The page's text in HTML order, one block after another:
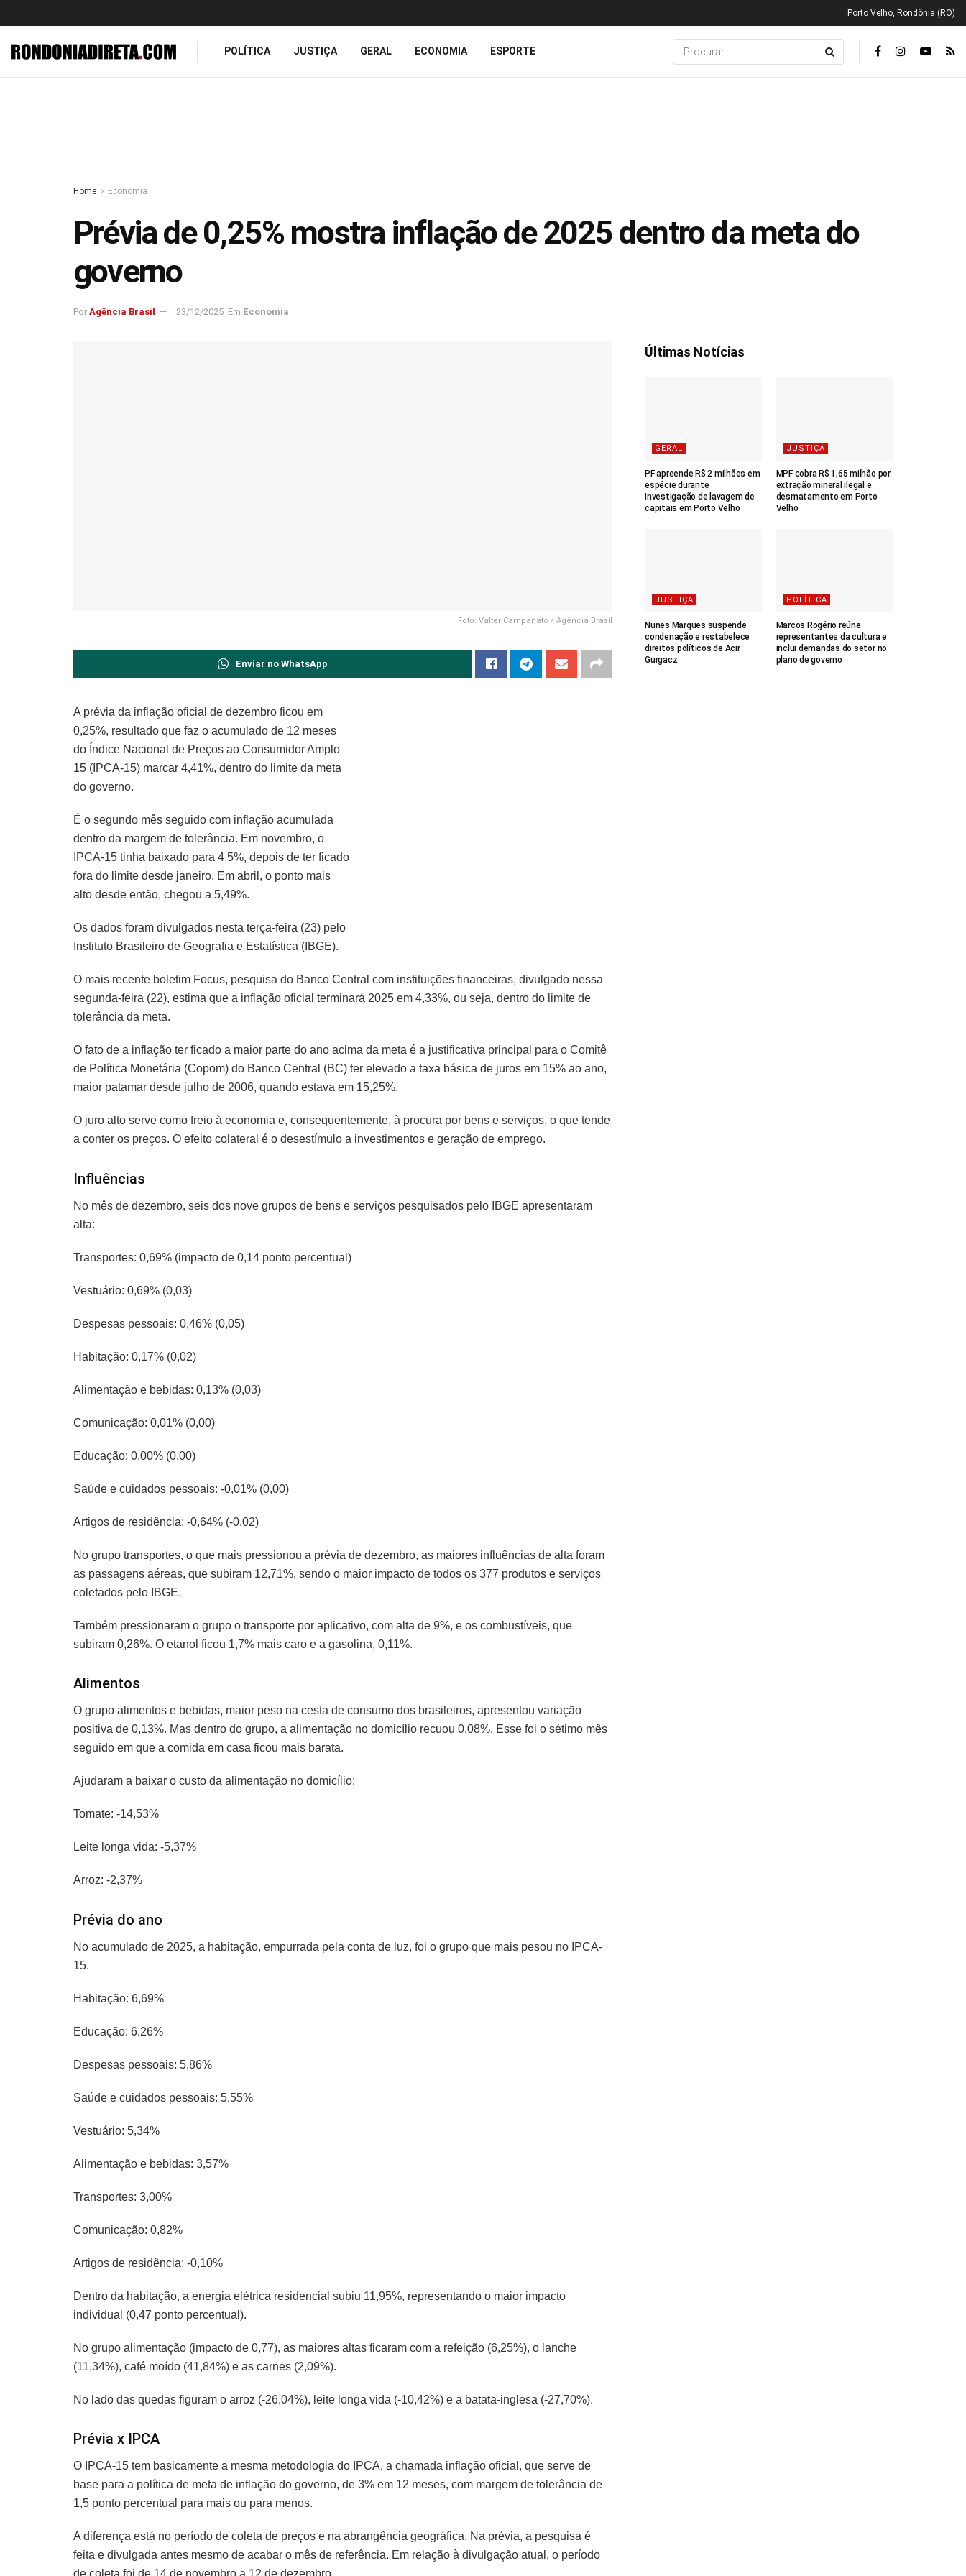
Porto Velho, Rondônia (RO)
POLÍTICA JUSTIÇA GERAL ECONOMIA ESPORTE
Home Economia
Prévia de 0,25% mostra inflação de 2025 dentro da meta do
governo
Por Agência Brasil 23/12/2025 Em Economia
Foto: Valter Campanato / Agência Brasil
Enviar no WhatsApp
A prévia da inflação oficial de dezembro ficou em
0,25%, resultado que faz o acumulado de 12 meses
do Índice Nacional de Preços ao Consumidor Amplo
15 (IPCA-15) marcar 4,41%, dentro do limite da meta
do governo.
É o segundo mês seguido com inflação acumulada
dentro da margem de tolerância. Em novembro, o
IPCA-15 tinha baixado para 4,5%, depois de ter ficado
fora do limite desde janeiro. Em abril, o ponto mais
alto desde então, chegou a 5,49%.
Os dados foram divulgados nesta terça-feira (23) pelo
Instituto Brasileiro de Geografia e Estatística (IBGE).
O mais recente boletim Focus, pesquisa do Banco Central com instituições financeiras, divulgado nessa
segunda-feira (22), estima que a inflação oficial terminará 2025 em 4,33%, ou seja, dentro do limite de
tolerância da meta.
O fato de a inflação ter ficado a maior parte do ano acima da meta é a justificativa principal para o Comitê
de Política Monetária (Copom) do Banco Central (BC) ter elevado a taxa básica de juros em 15% ao ano,
maior patamar desde julho de 2006, quando estava em 15,25%.
O juro alto serve como freio à economia e, consequentemente, à procura por bens e serviços, o que tende
a conter os preços. O efeito colateral é o desestímulo a investimentos e geração de emprego.
Influências
No mês de dezembro, seis dos nove grupos de bens e serviços pesquisados pelo IBGE apresentaram
alta:
Transportes: 0,69% (impacto de 0,14 ponto percentual)
Vestuário: 0,69% (0,03)
Despesas pessoais: 0,46% (0,05)
Habitação: 0,17% (0,02)
Alimentação e bebidas: 0,13% (0,03)
Comunicação: 0,01% (0,00)
Educação: 0,00% (0,00)
Saúde e cuidados pessoais: -0,01% (0,00)
Artigos de residência: -0,64% (-0,02)
No grupo transportes, o que mais pressionou a prévia de dezembro, as maiores influências de alta foram
as passagens aéreas, que subiram 12,71%, sendo o maior impacto de todos os 377 produtos e serviços
coletados pelo IBGE.
Também pressionaram o grupo o transporte por aplicativo, com alta de 9%, e os combustíveis, que
subiram 0,26%. O etanol ficou 1,7% mais caro e a gasolina, 0,11%.
Alimentos
O grupo alimentos e bebidas, maior peso na cesta de consumo dos brasileiros, apresentou variação
positiva de 0,13%. Mas dentro do grupo, a alimentação no domicílio recuou 0,08%. Esse foi o sétimo mês
seguido em que a comida em casa ficou mais barata.
Ajudaram a baixar o custo da alimentação no domicílio:
Tomate: -14,53%
Leite longa vida: -5,37%
Arroz: -2,37%
Prévia do ano
No acumulado de 2025, a habitação, empurrada pela conta de luz, foi o grupo que mais pesou no IPCA-
15.
Habitação: 6,69%
Educação: 6,26%
Despesas pessoais: 5,86%
Saúde e cuidados pessoais: 5,55%
Vestuário: 5,34%
Alimentação e bebidas: 3,57%
Transportes: 3,00%
Comunicação: 0,82%
Artigos de residência: -0,10%
Dentro da habitação, a energia elétrica residencial subiu 11,95%, representando o maior impacto
individual (0,47 ponto percentual).
No grupo alimentação (impacto de 0,77), as maiores altas ficaram com a refeição (6,25%), o lanche
(11,34%), café moído (41,84%) e as carnes (2,09%).
No lado das quedas figuram o arroz (-26,04%), leite longa vida (-10,42%) e a batata-inglesa (-27,70%).
Prévia x IPCA
O IPCA-15 tem basicamente a mesma metodologia do IPCA, a chamada inflação oficial, que serve de
base para a política de meta de inflação do governo, de 3% em 12 meses, com margem de tolerância de
1,5 ponto percentual para mais ou para menos.
A diferença está no período de coleta de preços e na abrangência geográfica. Na prévia, a pesquisa é
feita e divulgada antes mesmo de acabar o mês de referência. Em relação à divulgação atual, o período
Últimas Notícias
GERAL
PF apreende R$ 2 milhões em
espécie durante
investigação de lavagem de
capitais em Porto Velho
JUSTIÇA
MPF cobra R$ 1,65 milhão por
extração mineral ilegal e
desmatamento em Porto
Velho
JUSTIÇA
Nunes Marques suspende
condenação e restabelece
direitos políticos de Acir
Gurgacz
POLÍTICA
Marcos Rogério reúne
representantes da cultura e
inclui demandas do setor no
plano de governo